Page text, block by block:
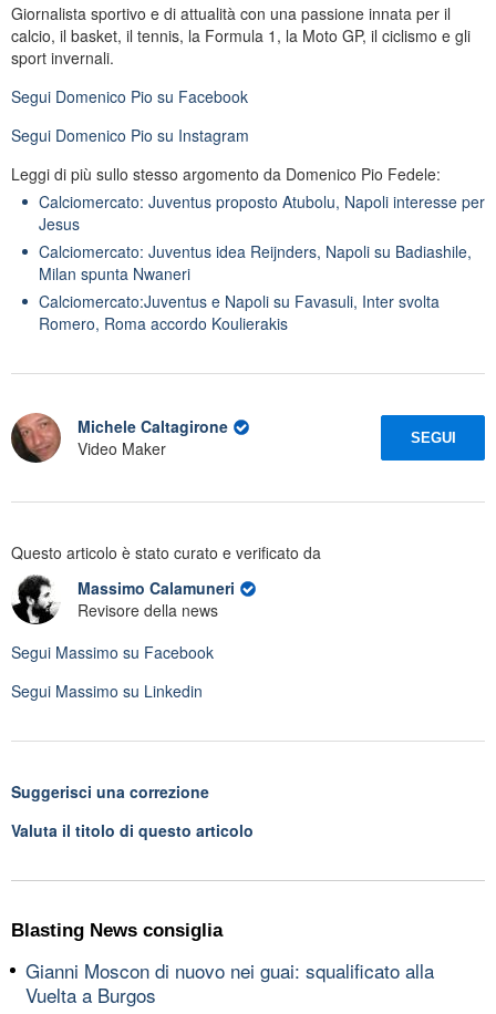
Giornalista sportivo e di attualità con una passione innata per il
calcio, il basket, il tennis, la Formula 1, la Moto GP, il ciclismo e gli
sport invernali.
Segui Domenico Pio su Facebook
Segui Domenico Pio su Instagram
Leggi di più sullo stesso argomento da Domenico Pio Fedele:
Calciomercato: Juventus proposto Atubolu, Napoli interesse per
Jesus
Calciomercato: Juventus idea Reijnders, Napoli su Badiashile,
Milan spunta Nwaneri
Calciomercato:Juventus e Napoli su Favasuli, Inter svolta
Romero, Roma accordo Koulierakis
Michele Caltagirone
Video Maker
SEGUI
Questo articolo è stato curato e verificato da
Massimo Calamuneri
Revisore della news
Segui Massimo su Facebook
Segui Massimo su Linkedin
Suggerisci una correzione
Valuta il titolo di questo articolo
Blasting News consiglia
Gianni Moscon di nuovo nei guai: squalificato alla
Vuelta a Burgos